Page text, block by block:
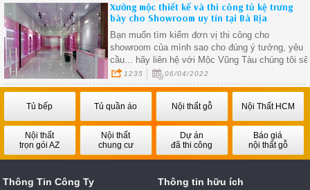
Xưởng mộc thiết kế và thi công tủ kệ trưng
bày cho Showroom uy tín tại Bà Rịa
Bạn muốn tìm kiếm đơn vị thi công cho
showroom của mình sao cho đúng ý tưởng, yêu
cầu... hãy liên hệ với Mộc Vũng Tàu chúng tôi sẽ
đáp ứng đầy đủ yêu cầu của bạn.
1235 06/04/2022
Tủ bếp Tủ quần áo Nội thất gỗ Nội Thất HCM
Nội thất
trọn gói AZ
Nội thất
chung cư
Dự án
đã thi công
Báo giá
nội thất gỗ
Thông Tin Công Ty Thông tin hữu ích